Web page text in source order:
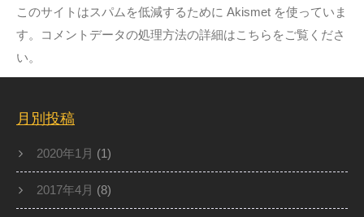
このサイトはスパムを低減するために Akismet を使っていま
す。
コメントデータの処理方法の詳細はこちらをご覧くださ
い。
月別投稿
2020年1月 (1)
2017年4月 (8)